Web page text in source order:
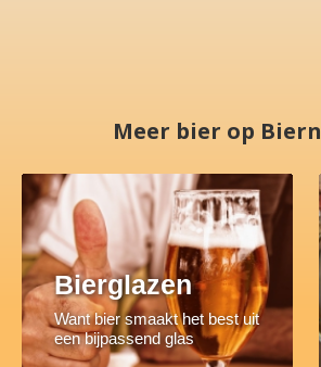
Meer bier op
Bierglazen
Want bier smaakt het best uit
een bijpassend glas